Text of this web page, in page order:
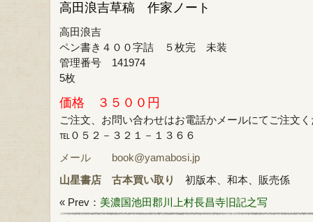
高田浪吉草稿 作家ノート
高田浪吉
ペン書き４００字詰 ５枚完 未装
管理番号 141974
5枚
価格 ３５００円
ご注文、お問い合わせはお電話かメールにてご注文
℡０５２－３２１－１３６６
メール book@yamabosi.jp
山星書店
古本買い取り
初版本、和本、販売係
« Prev： 美濃国池田郡川上村長昌寺旧記之写